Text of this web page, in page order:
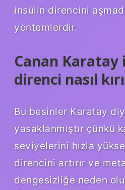
insülin direncini
yöntemlerdir.
Canan Karatay
direnci nasıl
Bu besinler Karatay
yasaklanmıştır çünkü
seviyelerini hızla
direncini artırır ve
dengesizliğe neden